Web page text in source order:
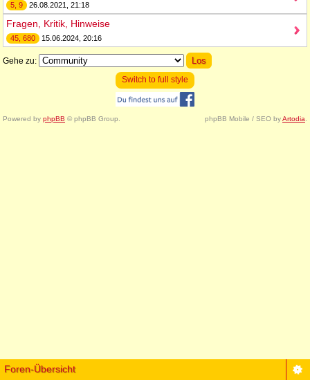
5, 9 26.08.2021, 21:18
Fragen, Kritik, Hinweise
45, 680 15.06.2024, 20:16
Gehe zu:
Switch to full style
Powered by phpBB © phpBB Group. phpBB Mobile / SEO byArtodia
Foren-Übersicht